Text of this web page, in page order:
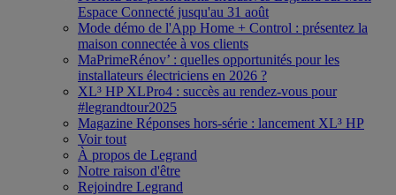
Espace Connecté jusqu'au 31 août
Mode démo de l'App Home + Control : présentez la
maison connectée à vos clients
MaPrimeRénov’ : quelles opportunités pour les
installateurs électriciens en 2026 ?
XL³ HP XLPro4 : succès au rendez-vous pour
#legrandtour2025
Magazine Réponses hors-série : lancement XL³ HP
Voir tout
À propos de Legrand
Notre raison d'être
Rejoindre Legrand